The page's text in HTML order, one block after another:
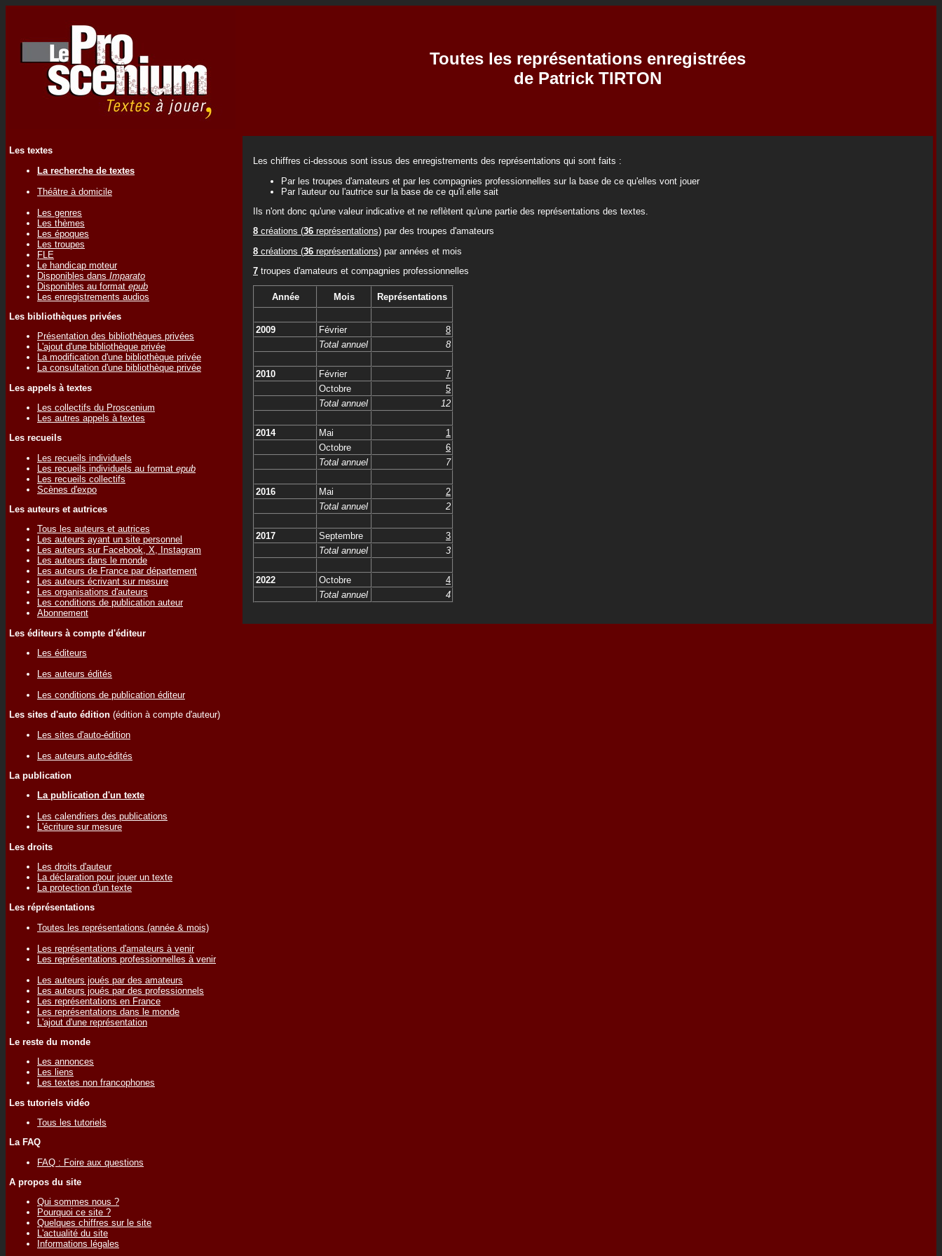
Toutes les représentations enregistrées
de Patrick TIRTON
Les textes
La recherche de textes
Théâtre à domicile
Les genres
Les thèmes
Les époques
Les troupes
FLE
Le handicap moteur
Disponibles dans Imparato
Disponibles au format epub
Les enregistrements audios
Les bibliothèques privées
Présentation des bibliothèques privées
L'ajout d'une bibliothèque privée
La modification d'une bibliothèque privée
La consultation d'une bibliothèque privée
Les appels à textes
Les collectifs du Proscenium
Les autres appels à textes
Les recueils
Les recueils individuels
Les recueils individuels au format epub
Les recueils collectifs
Scènes d'expo
Les auteurs et autrices
Tous les auteurs et autrices
Les auteurs ayant un site personnel
Les auteurs sur Facebook, X, Instagram
Les auteurs dans le monde
Les auteurs de France par département
Les auteurs écrivant sur mesure
Les organisations d'auteurs
Les conditions de publication auteur
Abonnement
Les éditeurs à compte d'éditeur
Les éditeurs
Les auteurs édités
Les conditions de publication éditeur
Les sites d'auto édition (édition à compte d'auteur)
Les sites d'auto-édition
Les auteurs auto-édités
La publication
La publication d'un texte
Les calendriers des publications
L'écriture sur mesure
Les droits
Les droits d'auteur
La déclaration pour jouer un texte
La protection d'un texte
Les réprésentations
Toutes les représentations (année & mois)
Les représentations d'amateurs à venir
Les représentations professionnelles à venir
Les auteurs joués par des amateurs
Les auteurs joués par des professionnels
Les représentations en France
Les représentations dans le monde
L'ajout d'une représentation
Le reste du monde
Les annonces
Les liens
Les textes non francophones
Les tutoriels vidéo
Tous les tutoriels
La FAQ
FAQ : Foire aux questions
A propos du site
Qui sommes nous ?
Pourquoi ce site ?
Quelques chiffres sur le site
L'actualité du site
Informations légales
Les chiffres ci-dessous sont issus des enregistrements des représentations qui sont faits :
Par les troupes d'amateurs et par les compagnies professionnelles sur la base de ce qu'elles vont jouer
Par l'auteur ou l'autrice sur la base de ce qu'il.elle sait
Ils n'ont donc qu'une valeur indicative et ne reflètent qu'une partie des représentations des textes.
8 créations (36 représentations) par des troupes d'amateurs
8 créations (36 représentations) par années et mois
7 troupes d'amateurs et compagnies professionnelles
Année Mois Représentations
2009 Février
8
Total annuel
8
2010 Février
7
Octobre
5
Total annuel
12
2014 Mai
1
Octobre
6
Total annuel
7
2016 Mai
2
Total annuel
2
2017 Septembre
3
Total annuel
3
2022 Octobre
4
Total annuel
4